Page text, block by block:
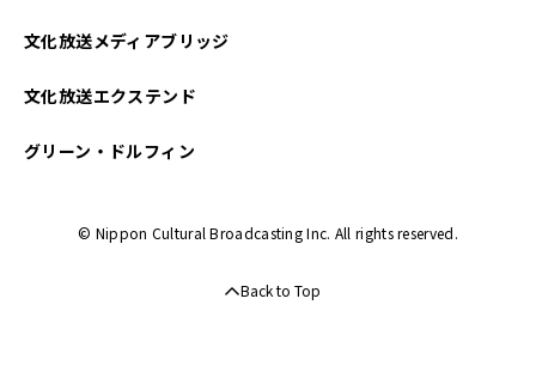
文化放送メディアブリッジ
文化放送エクステンド
グリーン・ドルフィン
© Nippon Cultural Broadcasting Inc. All rights reserved.
Back to Top